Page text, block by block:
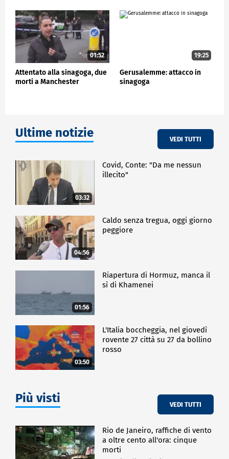
01:52
Attentato alla sinagoga, due
morti a Manchester
19:25
Gerusalemme: attacco in
sinagoga
Ultime notizie VEDI TUTTI
03:32
Covid, Conte: "Da me nessun
illecito"
04:56
Caldo senza tregua, oggi giorno
peggiore
01:56
Riapertura di Hormuz, manca il
sì di Khamenei
03:50
L'Italia boccheggia, nel giovedì
rovente 27 città su 27 da bollino
rosso
Più visti VEDI TUTTI
Rio de Janeiro, raffiche di vento
a oltre cento all'ora: cinque
morti